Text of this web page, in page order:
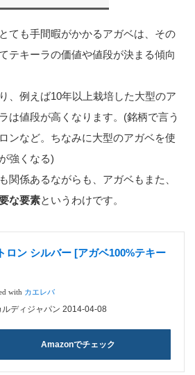
ても手間暇がかかるアガベは、その
テキーラの価値や値段が決まる傾向
、例えば10年以上栽培した大型のア
は値段が高くなります。(銘柄で言う
ンなど。ちなみに大型のアガベを使
強くなる)
関係あるながらも、アガベもまた、
な要素というわけです。
ロン シルバー [アガベ100%テキー
with カエレバ
ルディジャパン 2014-04-08
Amazonでチェック